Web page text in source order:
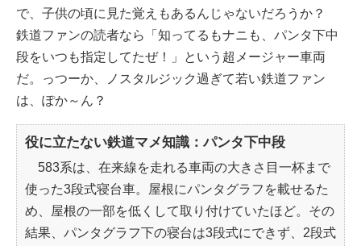
で、子供の頃に見た覚えもあるんじゃないだろうか？
鉄道ファンの読者なら「知ってるもナニも、パンタ下中
段をいつも指定してたぜ！」という超メージャー車両
だ。っつーか、ノスタルジック過ぎて若い鉄道ファン
は、ぽか～ん？
役に立たない鉄道マメ知識：パンタ下中段
583系は、在来線を走れる車両の大きさ目一杯まで
使った3段式寝台車。屋根にパンタグラフを載せるた
め、屋根の一部を低くして取り付けていたほど。その
結果、パンタグラフ下の寝台は3段式にできず、2段式